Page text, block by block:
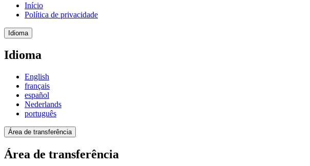
Início
Política de privacidade
Idioma
Idioma
English
français
español
Nederlands
português
Área de transferência
Área de transferência